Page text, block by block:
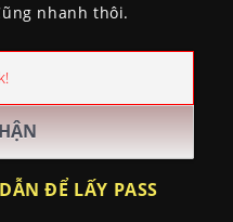
nhanh thôi.
ĐỂ LẤY PASS